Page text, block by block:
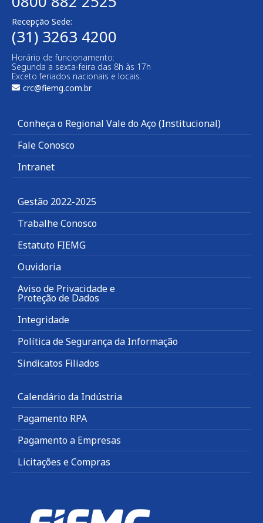
Recepção Sede:
(31) 3263 4200
Horário de funcionamento:
Segunda a sexta-feira das 8h às 17h
Exceto feriados nacionais e locais.
crc@fiemg.com.br
Conheça o Regional Vale do Aço (Institucional)
Fale Conosco
Intranet
Gestão 2022-2025
Trabalhe Conosco
Estatuto FIEMG
Ouvidoria
Aviso de Privacidade e
Proteção de Dados
Integridade
Política de Segurança da Informação
Sindicatos Filiados
Calendário da Indústria
Pagamento RPA
Pagamento a Empresas
Licitações e Compras